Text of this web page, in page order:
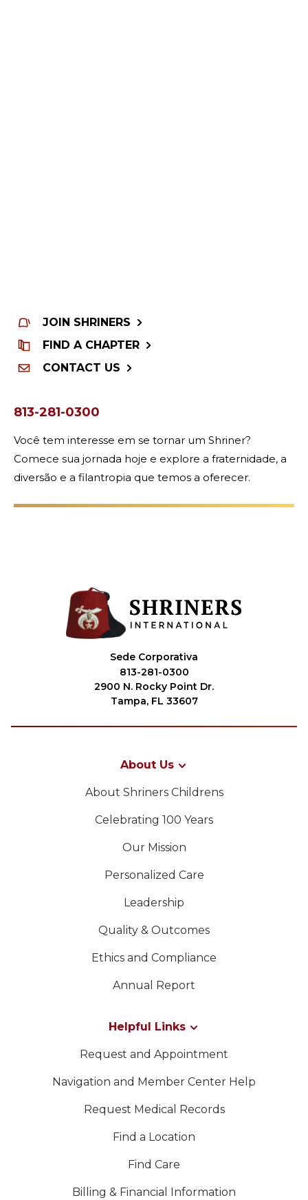
JOIN SHRINERS
FIND A CHAPTER
CONTACT US
813-281-0300
Você tem interesse em se tornar um Shriner?
Comece sua jornada hoje e explore a fraternidade, a
diversão e a filantropia que temos a oferecer.
Sede Corporativa
813-281-0300
2900 N. Rocky Point Dr.
Tampa, FL 33607
About Us
About Shriners Childrens
Celebrating 100 Years
Our Mission
Personalized Care
Leadership
Quality & Outcomes
Ethics and Compliance
Annual Report
Helpful Links
Request and Appointment
Navigation and Member Center Help
Request Medical Records
Find a Location
Find Care
Billing & Financial Information